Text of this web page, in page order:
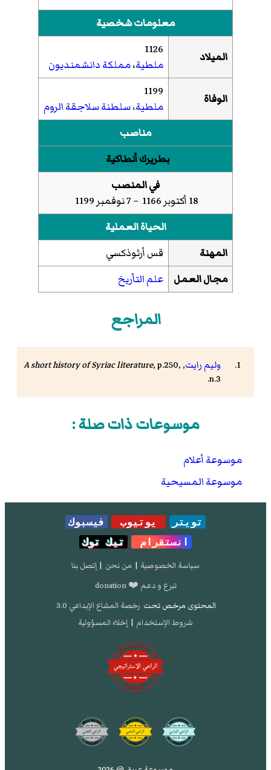
معلومات شخصية
الميلاد
1126
ملطية،مملكة دانشمنديون
الوفاة
1199
ملطية،سلطنة سلاجقة الروم
مناصب
بطريرك أنطاكية
في المنصب
18 أكتوبر 1166 – 7 نوفمبر 1199
الحياة العملية
المهنة
قس أرثوذكسي
مجال العمل
علم التأريخ
المراجع
وليم رايت,
A short history of Syriac literature, p.250,
n.3.
موسوعات ذات صلة :
موسوعة أعلام
موسوعة المسيحية
تويتر يوتيوب
فيسبوك
انستقرام
تيك توك
سياسة الخصوصية | من نحن | إتصل بنا
تبرع و دعم ❤️ donation
المحتوى مرخص تحت رخصة المشاع الإبداعي 3.0
شروط الإستخدام | إخلاء المسؤولية